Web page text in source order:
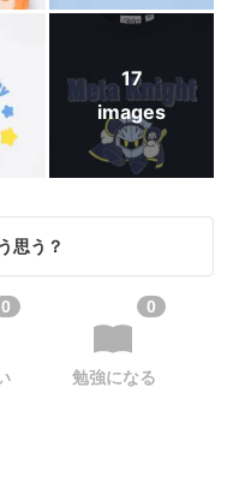
17
images
思う？
0 0
勉強になる